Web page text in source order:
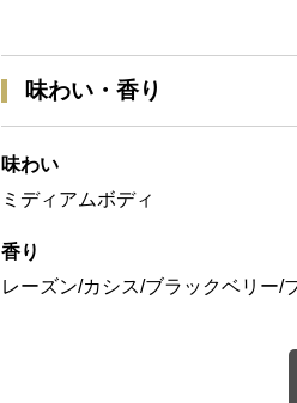
味わい・香り
味わい
ミディアムボディ
香り
レーズン/カシス/ブラックベリー/